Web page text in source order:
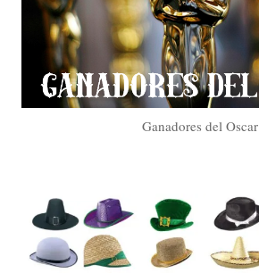
Ganadores del Oscar